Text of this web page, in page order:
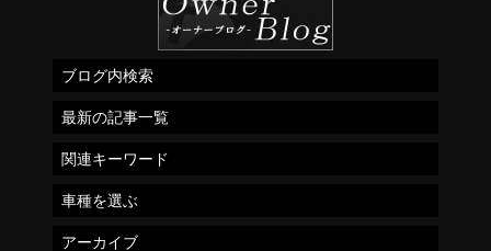
ブログ内検索
最新の記事一覧
関連キーワード
車種を選ぶ
アーカイブ